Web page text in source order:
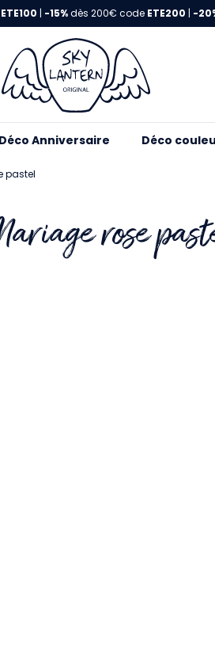
ETE100 | -15%dès 200€ code ETE200 | -
Déco Anniversaire Déco
pastel
rose